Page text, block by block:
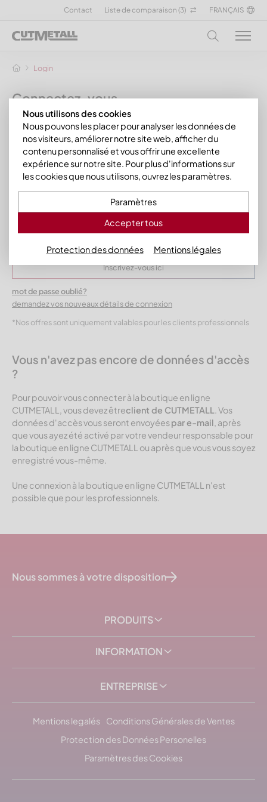
Contact Liste de comparaison (3) FRANÇAIS
Login
Connectez-vous
s'inscrire
Adresse électronique
Inscrivez-vous ici
mot de passe oublié?
demandez vos nouveaux détails de connexion
*Nos offres sont uniquement valables pour les clients professionnels
Vous n'avez pas encore de données d'accès
?
Pour pouvoir vous connecter à la boutique en ligne
CUTMETALL, vous devez êtreclient de CUTMETALL. Vos
données d'accès vous seront envoyéespar e-mail, après
que vous ayez été activé par votre vendeur responsable pour
la boutique en ligne CUTMETALL ou après que vous vous soyez
enregistré vous-même.
Une connexion à la boutique en ligne CUTMETALL n'est
possible que pour les professionnels.
Nous sommes à votre disposition
PRODUITS
INFORMATION
ENTREPRISE
Mentions legalés
Conditions Générales de Ventes
Protection des Données Personelles
Paramètres des Cookies
Nous utilisons des cookies
Nous pouvons les placer pour analyser les données de
nos visiteurs, améliorer notre site web, afficher du
contenu personnalisé et vous offrir une excellente
expérience sur notre site. Pour plus d'informations sur
les cookies que nous utilisons, ouvrez les paramètres.
Paramètres
Accepter tous
Protection des données Mentions légales